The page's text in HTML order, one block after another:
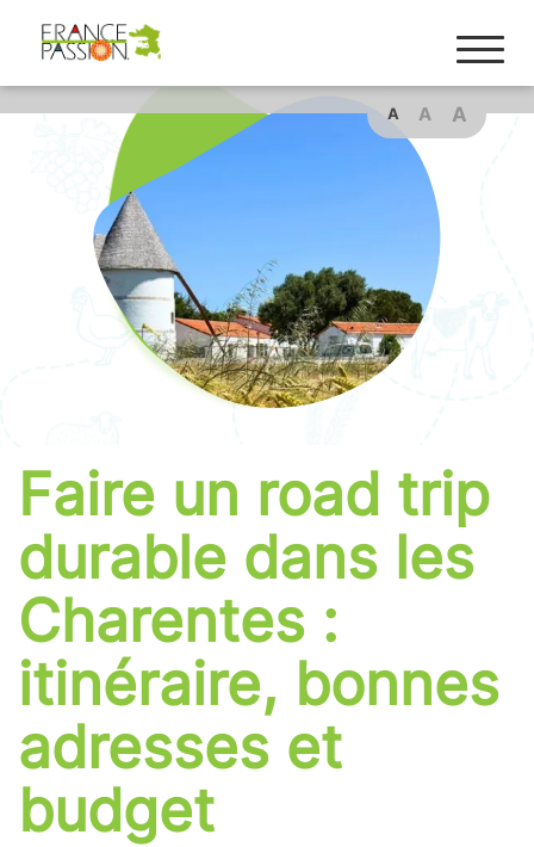
A A A
Faire un road trip
durable dans les
Charentes :
itinéraire, bonnes
adresses et
budget